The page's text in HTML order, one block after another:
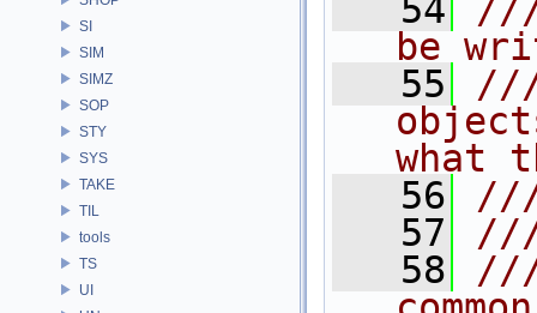
SI
SIM
SIMZ
SOP
STY
SYS
TAKE
TIL
tools
TS
UI
   54
///
be
   55
///
what
   56
   57
   58
///